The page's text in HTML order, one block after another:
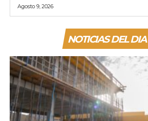
Agosto 9, 2026
NOTICIAS DEL DIA